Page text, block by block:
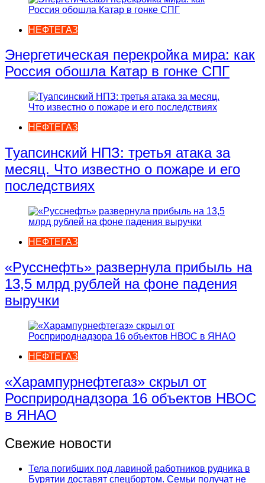
НЕФТЕГАЗ
Энергетическая перекройка мира: как
Россия обошла Катар в гонке СПГ
НЕФТЕГАЗ
Туапсинский НПЗ: третья атака за
месяц. Что известно о пожаре и его
последствиях
НЕФТЕГАЗ
«Русснефть» развернула прибыль на
13,5 млрд рублей на фоне падения
выручки
НЕФТЕГАЗ
«Харампурнефтегаз» скрыл от
Росприроднадзора 16 объектов НВОС
в ЯНАО
Свежие новости
Тела погибших под лавиной работников рудника в
Бурятии доставят спецбортом. Семьи получат не